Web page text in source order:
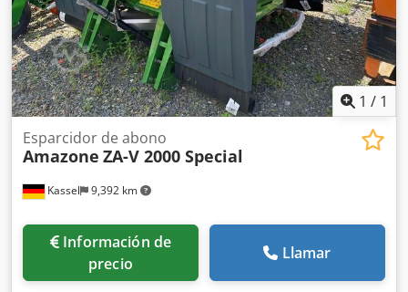
1 / 1
Kassel 9,392 km
Esparcidor de abono
Amazone ZA-V 2000 Special
Información de
precio
Llamar